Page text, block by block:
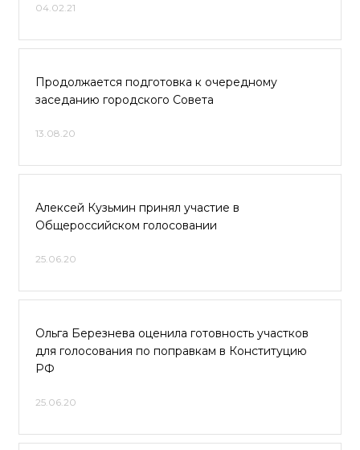
04.02.21
Продолжается подготовка к очередному
заседанию городского Совета
13.08.20
Алексей Кузьмин принял участие в
Общероссийском голосовании
25.06.20
Ольга Березнева оценила готовность участков
для голосования по поправкам в Конституцию
РФ
25.06.20